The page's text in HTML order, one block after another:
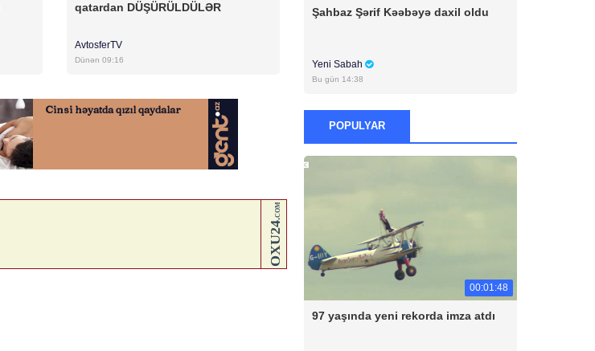
qatardan DÜŞÜRÜLDÜLƏR
AvtosferTV
Dünən 09:16
Şahbaz Şərif Kəəbəyə daxil oldu
Yeni Sabah
Bu gün 14:38
POPULYAR
00:01:48
97 yaşında yeni rekorda imza atdı